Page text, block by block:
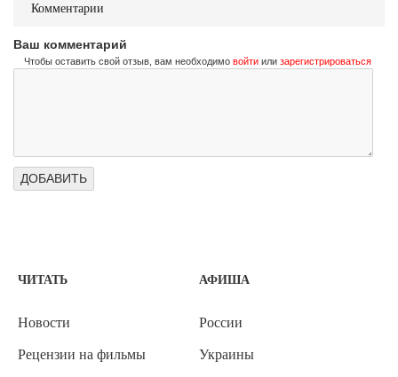
Комментарии
Ваш комментарий
Чтобы оставить свой отзыв, вам необходимо войти или зарегистрироваться
ЧИТАТЬ
Новости
Рецензии на фильмы
АФИША
России
Украины